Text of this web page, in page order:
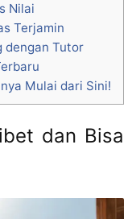
Nilai
Terjamin
dengan Tutor
Mulai dari Sini!
dan Bisa